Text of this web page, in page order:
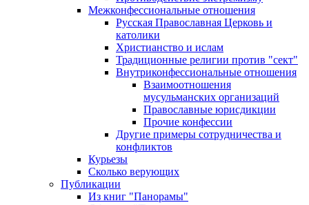
Межконфессиональные отношения
Русская Православная Церковь и
католики
Христианство и ислам
Традиционные религии против "сект"
Внутриконфессиональные отношения
Взаимоотношения
мусульманских организаций
Православные юрисдикции
Прочие конфессии
Другие примеры сотрудничества и
конфликтов
Курьезы
Сколько верующих
Публикации
Из книг "Панорамы"